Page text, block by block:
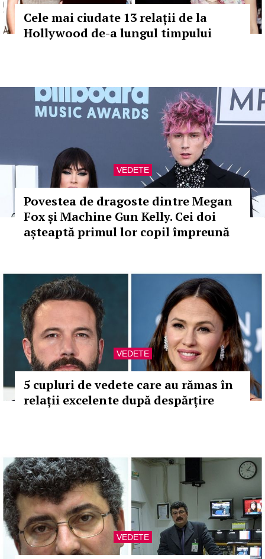
Cele mai ciudate 13 relații de la
Hollywood de-a lungul timpului
VEDETE
Povestea de dragoste dintre Megan
Fox și Machine Gun Kelly. Cei doi
așteaptă primul lor copil împreună
VEDETE
5 cupluri de vedete care au rămas în
relații excelente după despărțire
VEDETE